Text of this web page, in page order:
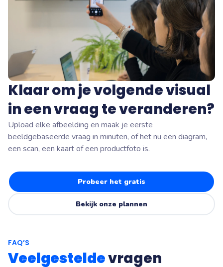
Klaar om je volgende visual
in een vraag te veranderen?
Upload elke afbeelding en maak je eerste
beeldgebaseerde vraag in minuten, of het nu een diagram,
een scan, een kaart of een productfoto is.
Probeer het gratis
Bekijk onze plannen
FAQ’S
Veelgesteldevragen